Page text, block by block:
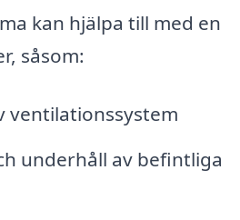
kan hjälpa till med en
såsom:
ventilationssystem
underhåll av befintliga